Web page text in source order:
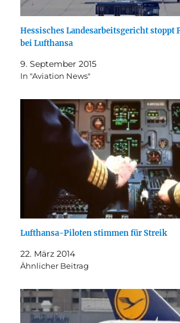
Hessisches Landesarbeitsgericht stoppt
bei Lufthansa
9. September 2015
In "Aviation News"
Lufthansa-Piloten stimmen für Streik
22. März 2014
Ähnlicher Beitrag